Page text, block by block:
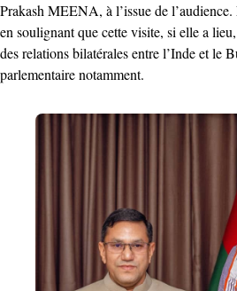
Prakash MEENA, à l’issue de
en soulignant que cette visite, si elle a
des relations bilatérales entre l’Inde et le
parlementaire notamment.